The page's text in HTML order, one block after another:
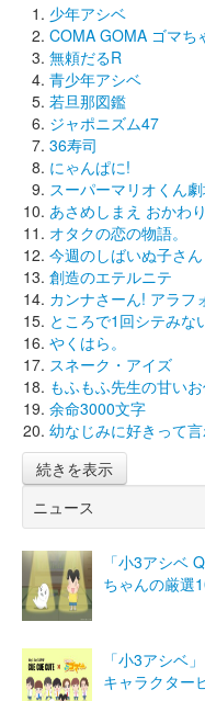
少年アシベ
COMA GOMA ゴマち
無頼だるR
青少年アシベ
若旦那図鑑
ジャポニズム47
36寿司
にゃんぱに!
スーパーマリオくん
あさめしまえ おかわ
オタクの恋の物語。
今週のしばいぬ子さん
創造のエテルニテ
カンナさーん! アラフ
ところで1回シテみな
やくはら。
スネーク・アイズ
もふもふ先生の甘い
余命3000文字
幼なじみに好きって
続きを表示
ニュース
「小3アシベ
ちゃんの厳選
「小3アシベ
キャラクター